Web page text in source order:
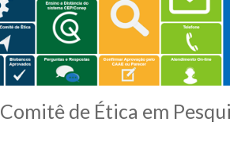
Comitê de Ética em